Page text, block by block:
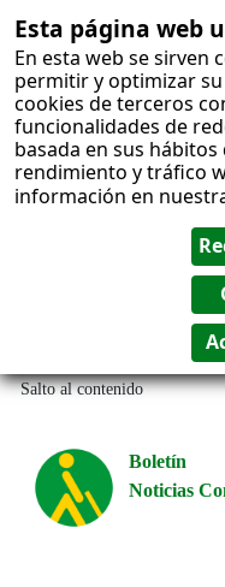
Esta página web
En esta web se sirven
permitir y optimizar su
cookies de terceros
funcionalidades de
basada en sus
rendimiento y tráfico
información en
Salto al contenido
Boletín
Noticias